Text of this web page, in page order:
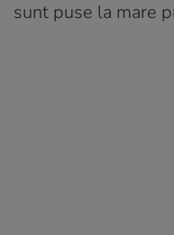
sunt puse la mare